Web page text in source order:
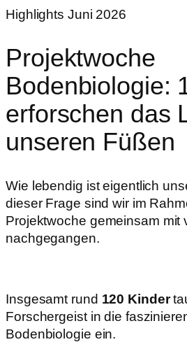
Highlights Juni 2026
Projektwoche
Bodenbiologie:
erforschen das
unseren Füßen
Wie lebendig ist eigentlich
dieser Frage sind wir im
Projektwoche gemeinsam mit
nachgegangen.
Insgesamt rund 120 Kinder
Forschergeist in die
Bodenbiologie ein.